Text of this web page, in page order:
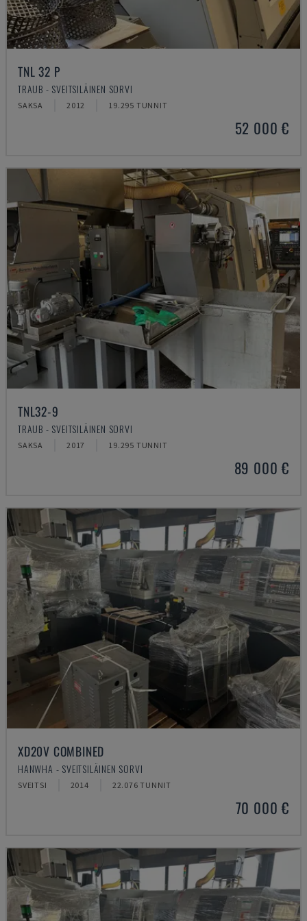
TNL 32 P
TRAUB - SVEITSILÄINEN SORVI
SAKSA 2012 19.295 TUNNIT
52 000 €
TNL32-9
TRAUB - SVEITSILÄINEN SORVI
SAKSA 2017 19.295 TUNNIT
89 000 €
XD20V COMBINED
HANWHA - SVEITSILÄINEN SORVI
SVEITSI 2014 22.076 TUNNIT
70 000 €